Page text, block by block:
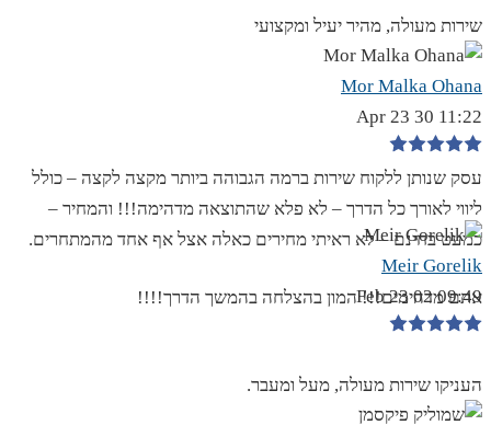
שירות מעולה, מהיר יעיל ומקצועי
Mor Malka Ohana
11:22 30 Apr 23
עסק שנותן ללקוח שירות ברמה הגבוהה ביותר מקצה לקצה – כולל
ליווי לאורך כל הדרך – לא פלא שהתוצאה מדהימה!!! והמחיר –
כמעט בחינם – לא ראיתי מחירים כאלה אצל אף אחד מהמתחרים.
אתם מדהימים!!! המון בהצלחה בהמשך הדרך!!!!
Meir Gorelik
09:49 02 Feb 23
העניקו שירות מעולה, מעל ומעבר.